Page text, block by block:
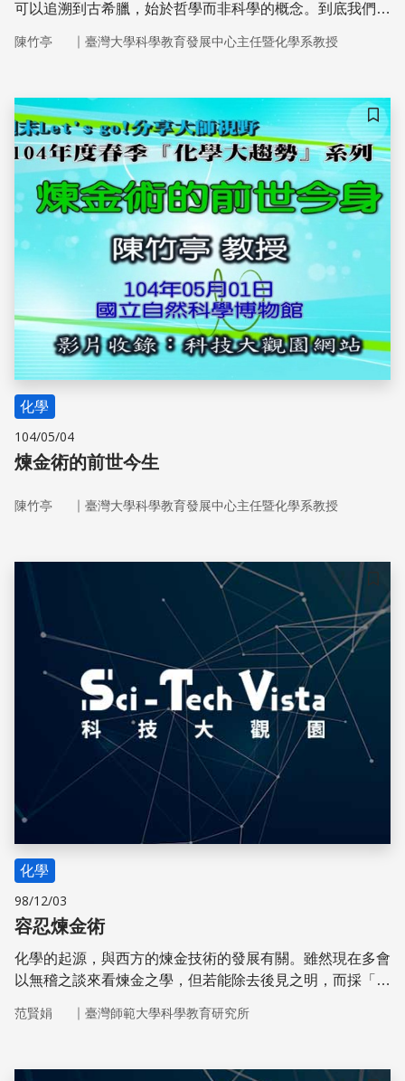
可以追溯到古希臘，始於哲學而非科學的概念。到底我們對
陳竹亭 ｜ 臺灣大學科學教育發展中心主任暨化學系教授
儲存
化學
104/05/04
煉金術的前世今生
陳竹亭 ｜ 臺灣大學科學教育發展中心主任暨化學系教授
儲存
化學
98/12/03
容忍煉金術
化學的起源，與西方的煉金技術的發展有關。雖然現在多會
以無稽之談來看煉金之學，但若能除去後見之明，而採「莫
其中找到鏡鑑之處。
范賢娟 ｜ 臺灣師範大學科學教育研究所